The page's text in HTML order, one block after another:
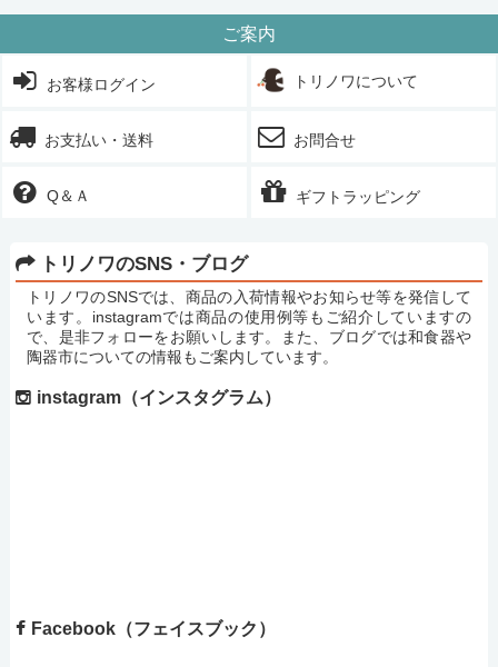
ご案内
お客様ログイン トリノワについて
お支払い・送料 お問合せ
Q＆Ａ ギフトラッピング
トリノワのSNS・ブログ
トリノワのSNSでは、商品の入荷情報やお知らせ等を発信して
います。instagramでは商品の使用例等もご紹介していますの
で、是非フォローをお願いします。また、ブログでは和食器や
陶器市についての情報もご案内しています。
instagram（インスタグラム）
Facebook（フェイスブック）